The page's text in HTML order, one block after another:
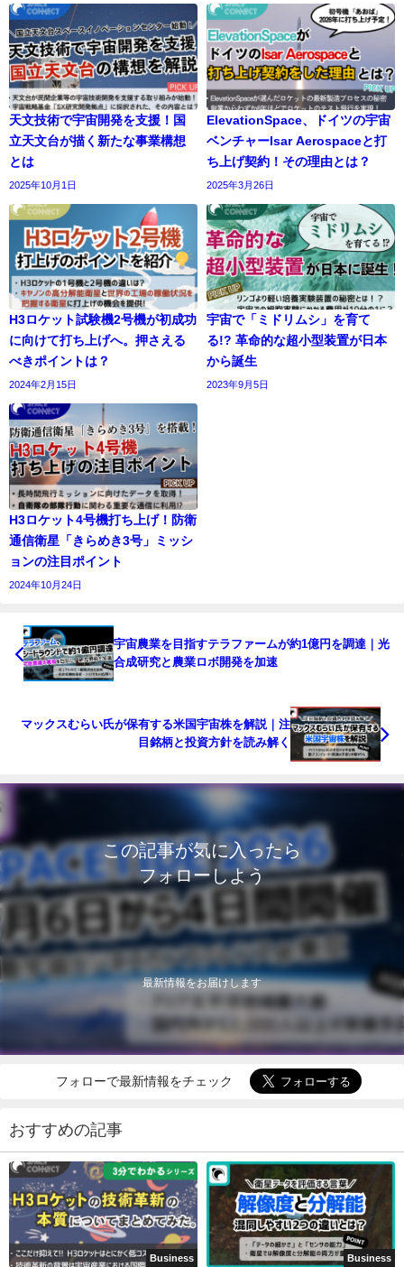
天文技術で宇宙開発を支援！国
立天文台が描く新たな事業構想
とは
2025年10月1日
ElevationSpace、ドイツの宇宙
ベンチャーIsar Aerospaceと打
ち上げ契約！その理由とは？
2025年3月26日
H3ロケット試験機2号機が初成功
に向けて打ち上げへ。押さえる
べきポイントは？
2024年2月15日
宇宙で「ミドリムシ」を育て
る!? 革命的な超小型装置が日本
から誕生
2023年9月5日
H3ロケット4号機打ち上げ！防衛
通信衛星「きらめき3号」ミッシ
ョンの注目ポイント
2024年10月24日
宇宙農業を目指すテラファームが約1億円を調達｜光
合成研究と農業ロボ開発を加速
マックスむらい氏が保有する米国宇宙株を解説｜注
目銘柄と投資方針を読み解く
この記事が気に入ったら
フォローしよう
最新情報をお届けします
フォローで最新情報をチェック
おすすめの記事
Business Business